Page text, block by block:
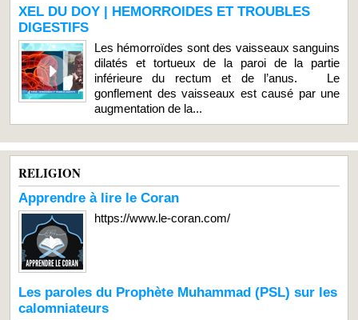
XEL DU DOY | HEMORROIDES ET TROUBLES
DIGESTIFS
Les hémorroïdes sont des vaisseaux sanguins
dilatés et tortueux de la paroi de la partie
inférieure du rectum et de l’anus. Le
gonflement des vaisseaux est causé par une
augmentation de la...
RELIGION
Apprendre à lire le Coran
https://www.le-coran.com/
Les paroles du Prophète Muhammad (PSL) sur les
calomniateurs